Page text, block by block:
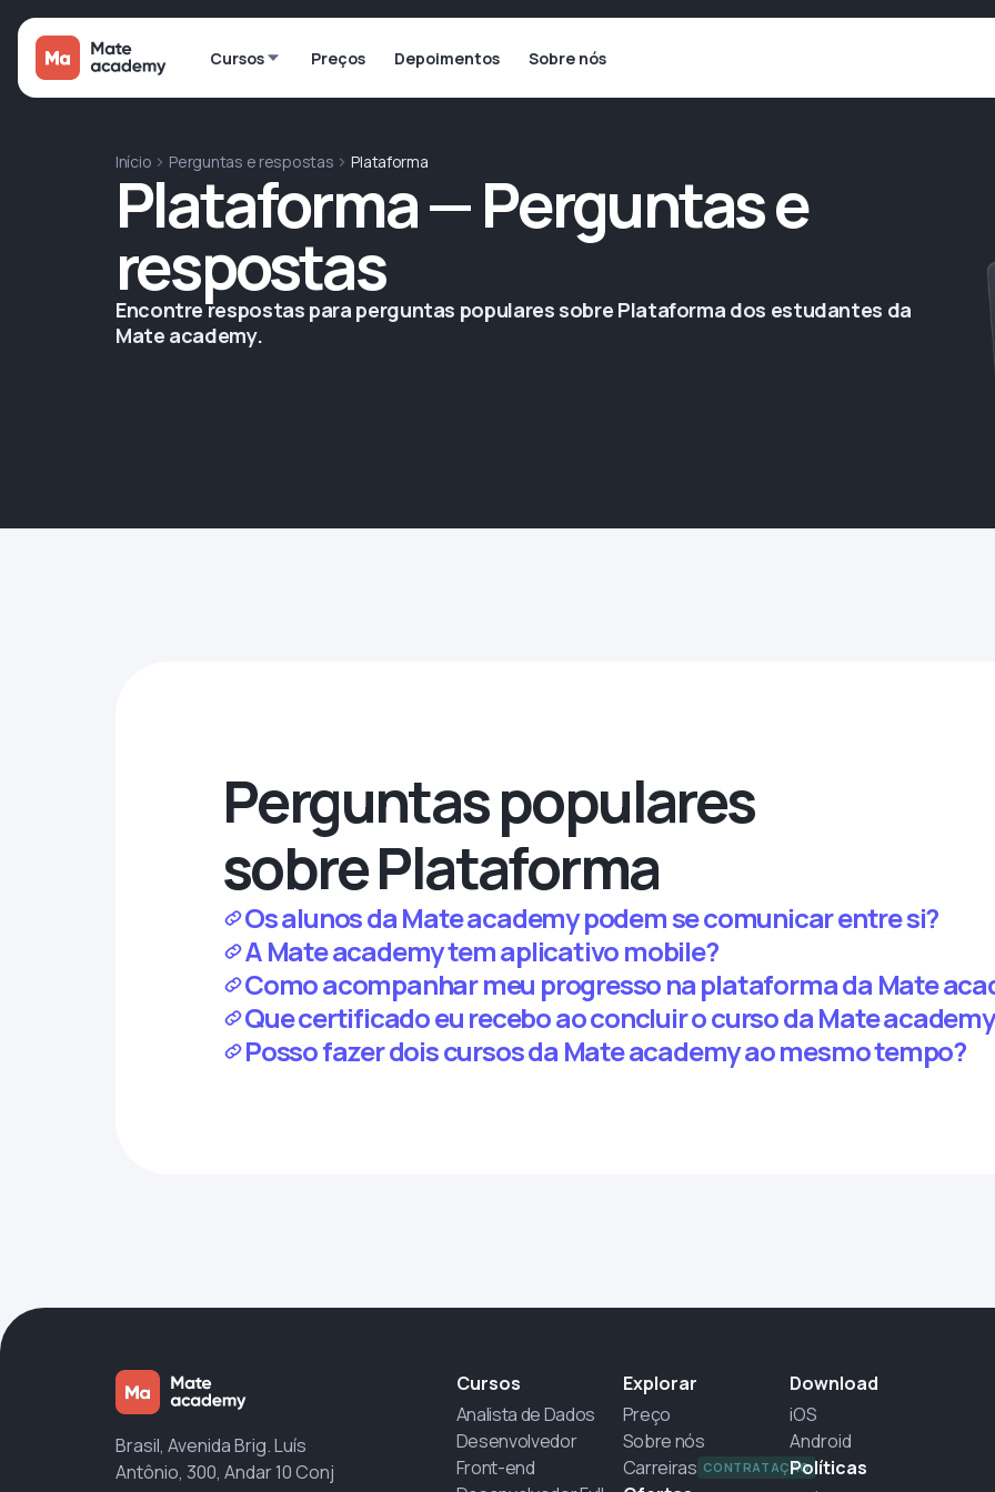
Cursos Preços Depoimentos Sobre nós
Início Perguntas e respostas Plataforma
Plataforma — Perguntas e
respostas
Encontre respostas para perguntas populares sobre Plataforma dos estudantes da
Mate academy.
Perguntas populares
sobre Plataforma
Os alunos da Mate academy podem se comunicar entre si?
A Mate academy tem aplicativo mobile?
Como acompanhar meu progresso na plataforma da Mate
Que certificado eu recebo ao concluir o curso da Mate
Posso fazer dois cursos da Mate academy ao mesmo tempo?
Brasil, Avenida Brig. Luís
Antônio, 300, Andar 10 Conj
Cursos
Analista de Dados
Desenvolvedor
Front-end
Explorar
Preço
Sobre nós
Carreiras CONTRATAÇÃO
Download
iOS
Android
Políticas